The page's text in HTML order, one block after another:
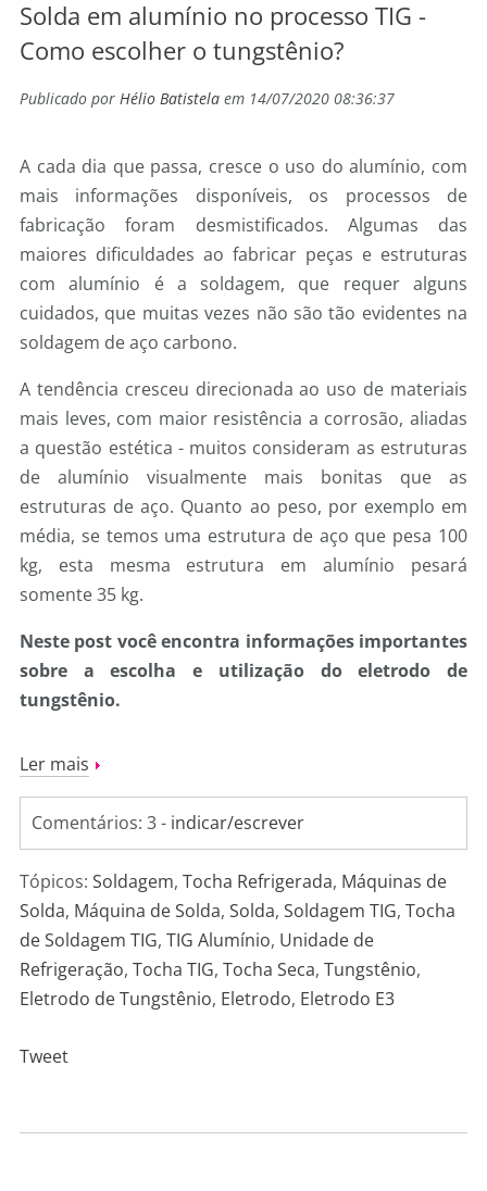
Solda em alumínio no processo TIG -
Como escolher o tungstênio?
Publicado por Hélio Batistela em 14/07/2020 08:36:37
A cada dia que passa, cresce o uso do alumínio, com
mais informações disponíveis, os processos de
fabricação foram desmistificados. Algumas das
maiores dificuldades ao fabricar peças e estruturas
com alumínio é a soldagem, que requer alguns
cuidados, que muitas vezes não são tão evidentes na
soldagem de aço carbono.
A tendência cresceu direcionada ao uso de materiais
mais leves, com maior resistência a corrosão, aliadas
a questão estética - muitos consideram as estruturas
de alumínio visualmente mais bonitas que as
estruturas de aço. Quanto ao peso, por exemplo em
média, se temos uma estrutura de aço que pesa 100
kg, esta mesma estrutura em alumínio pesará
somente 35 kg.
Neste post você encontra informações importantes
sobre a escolha e utilização do eletrodo de
tungstênio.
Ler mais
Comentários: 3 - indicar/escrever
Tópicos: Soldagem, Tocha Refrigerada, Máquinas de
Solda, Máquina de Solda, Solda, Soldagem TIG, Tocha
de Soldagem TIG, TIG Alumínio, Unidade de
Refrigeração, Tocha TIG, Tocha Seca, Tungstênio,
Eletrodo de Tungstênio, Eletrodo, Eletrodo E3
Tweet